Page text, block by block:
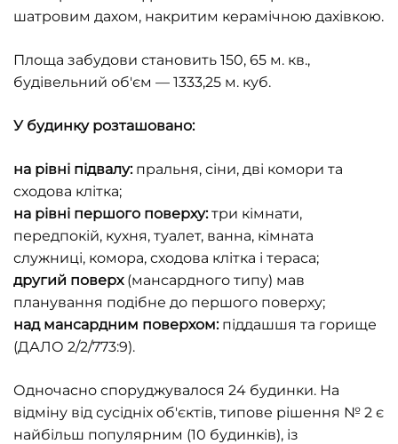
шатровим дахом, накритим керамічною дахівкою.
Площа забудови становить 150, 65 м. кв.,
будівельний об'єм — 1333,25 м. куб.
У будинку розташовано:
на рівні підвалу:пральня, сіни, дві комори та
сходова клітка;
на рівні першого поверху:три кімнати,
передпокій, кухня, туалет, ванна, кімната
служниці, комора, сходова клітка і тераса;
другий поверх (мансардного типу) мав
планування подібне до першого поверху;
над мансардним поверхом: піддашшя та горище
(ДАЛО 2/2/773:9).
Одночасно споруджувалося 24 будинки. На
відміну від сусідніх об'єктів, типове рішення № 2 є
найбільш популярним (10 будинків), із